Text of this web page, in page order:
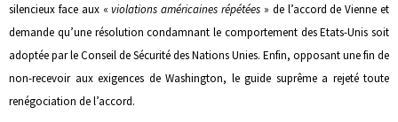
silencieux face aux «violations américaines répétées » de l’accord de Vienne et
demande qu’une résolution condamnant le comportement des Etats-Unis soit
adoptée par le Conseil de Sécurité des Nations Unies. Enfin, opposant une fin de
non-recevoir aux exigences de Washington, le guide suprême a rejeté toute
renégociation de l’accord.